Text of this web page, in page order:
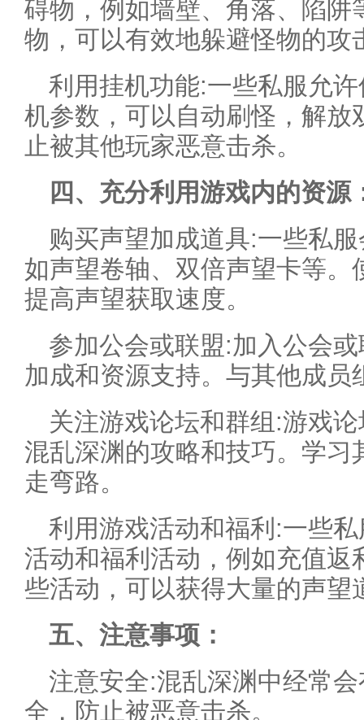
碍物，例如墙壁、角落、陷阱
物，可以有效地躲避怪物的攻
利用挂机功能:一些私服允
机参数，可以自动刷怪，解放
止被其他玩家恶意击杀。
四、充分利用游戏内的资源
购买声望加成道具:一些私
如声望卷轴、双倍声望卡等。
提高声望获取速度。
参加公会或联盟:加入公会
加成和资源支持。与其他成员
关注游戏论坛和群组:游戏
混乱深渊的攻略和技巧。学习
走弯路。
利用游戏活动和福利:一些
活动和福利活动，例如充值返
些活动，可以获得大量的声望
五、注意事项：
注意安全:混乱深渊中经常
全，防止被恶意击杀。